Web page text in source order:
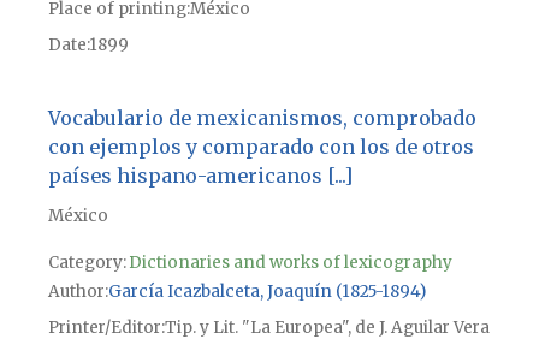
Place of printingMéxico
Date1899
Vocabulario de mexicanismos, comprobado
con ejemplos y comparado con los de otros
países hispano-americanos [...]
México
Category:Dictionaries and works of lexicography
Author García Icazbalceta, Joaquín (1825-1894)
Printer/Editor Tip. y Lit. "La Europea", de J. Aguilar Vera